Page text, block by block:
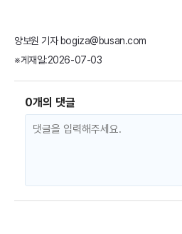
양보원 기자 bogiza@busan.com
※게재일:2026-07-03
0개의 댓글